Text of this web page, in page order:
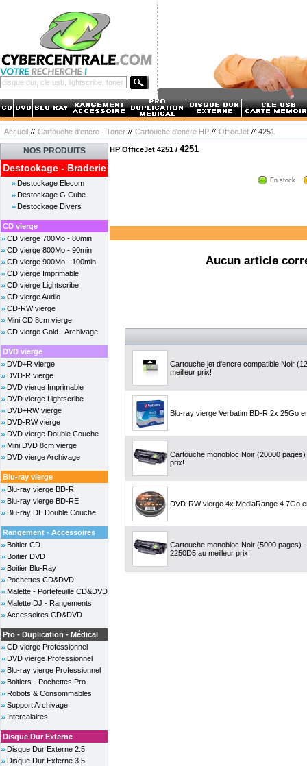
Accueil Cartouche d'encre - Toner Cartouche d'encre HP OfficeJet 4251
NOS PRODUITS
Destockage - Braderie
Destockage Elecom
Destockage G Cube
Destockage Divers
CD vierge
CD vierge 700Mo - 80min
CD vierge 800Mo - 90min
CD vierge 900Mo - 100min
CD vierge Imprimable
CD vierge Lightscribe
CD vierge Audio
CD-RW vierge
Mini CD 8cm vierge
CD vierge Gold - Archivage
DVD vierge
DVD+R vierge
DVD-R vierge
DVD vierge Imprimable
DVD vierge Lightscribe
DVD+RW vierge
DVD-RW vierge
DVD vierge Double Couche
Mini DVD 8cm vierge
DVD vierge Archivage
Blu-ray vierge
Blu-ray vierge BD-R
Blu-ray vierge BD-RE
Blu-ray DL Double Couche
Rangement - Accessoires
Boitier CD
Boitier DVD
Boitier Blu-Ray
Pochettes CD&DVD
Malette - Portefeuille CD&DVD
Malette DJ - Rangements
Accessoires CD&DVD
Pro - Duplication - Médical
CD vierge Professionnel
DVD vierge Professionnel
Blu-ray vierge Professionnel
Boitiers - Pochettes Pro
Robots & Consommables
Support Archivage
Intercalaires
Disque Dur Externe
Disque Dur Externe 2.5
Disque Dur Externe 3.5
HP OfficeJet 4251 / 4251
En stock
Aucun article
Cartouche jet d'encre compatible Noir
meilleur prix!
Blu-ray vierge Verbatim BD-R 2x 25Go
Cartouche monobloc Noir (20000
prix!
DVD-RW vierge 4x MediaRange 4.7Go
Cartouche monobloc Noir (5000 pages)
2250D5 au meilleur prix!